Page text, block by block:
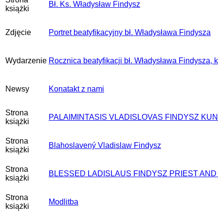
książki
Bł. Ks. Władysław Findysz
Zdjęcie Portret beatyfikacyjny bł. Władysława Findysza
Wydarzenie Rocznica beatyfikacji bł. Władysława Findysza,
Newsy Konatakt z nami
Strona
książki
PALAIMINTASIS VLADISLOVAS FINDYSZ
Strona
książki
Blahoslavený Vladislaw Findysz
Strona
książki
BLESSED LADISLAUS FINDYSZ PRIEST
Strona
książki
Modlitba